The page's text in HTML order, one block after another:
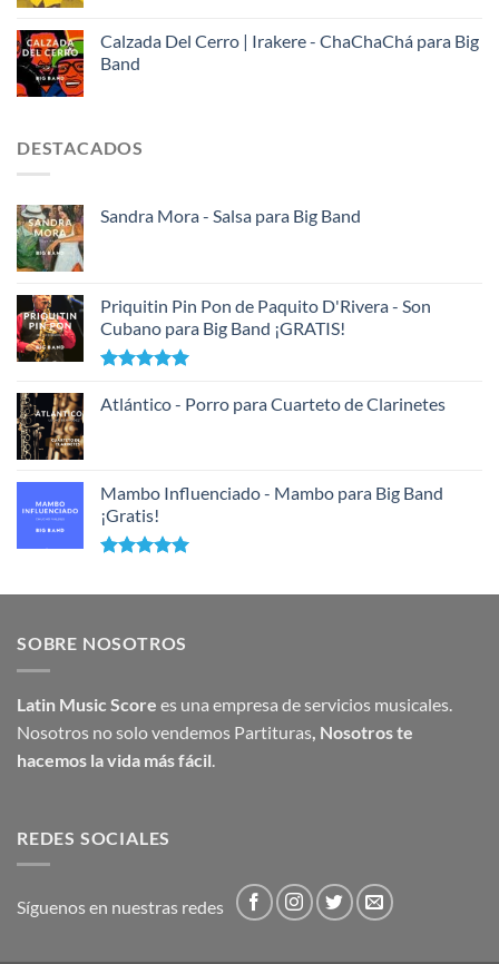
Calzada Del Cerro | Irakere - ChaChaChá para Big
Band
DESTACADOS
Sandra Mora - Salsa para Big Band
Priquitin Pin Pon de Paquito D'Rivera - Son
Cubano para Big Band ¡GRATIS!
con5.00
Atlántico - Porro para Cuarteto de Clarinetes
Mambo Influenciado - Mambo para Big Band
¡Gratis!
SOBRE NOSOTROS
Latin Music Score es una empresa de servicios musicales.
Nosotros no solo vendemos Partituras, Nosotros te
hacemos la vida más fácil.
REDES SOCIALES
Síguenos en nuestras redes